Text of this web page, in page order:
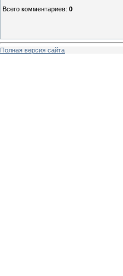
Всего комментариев: 0
Полная версия сайта